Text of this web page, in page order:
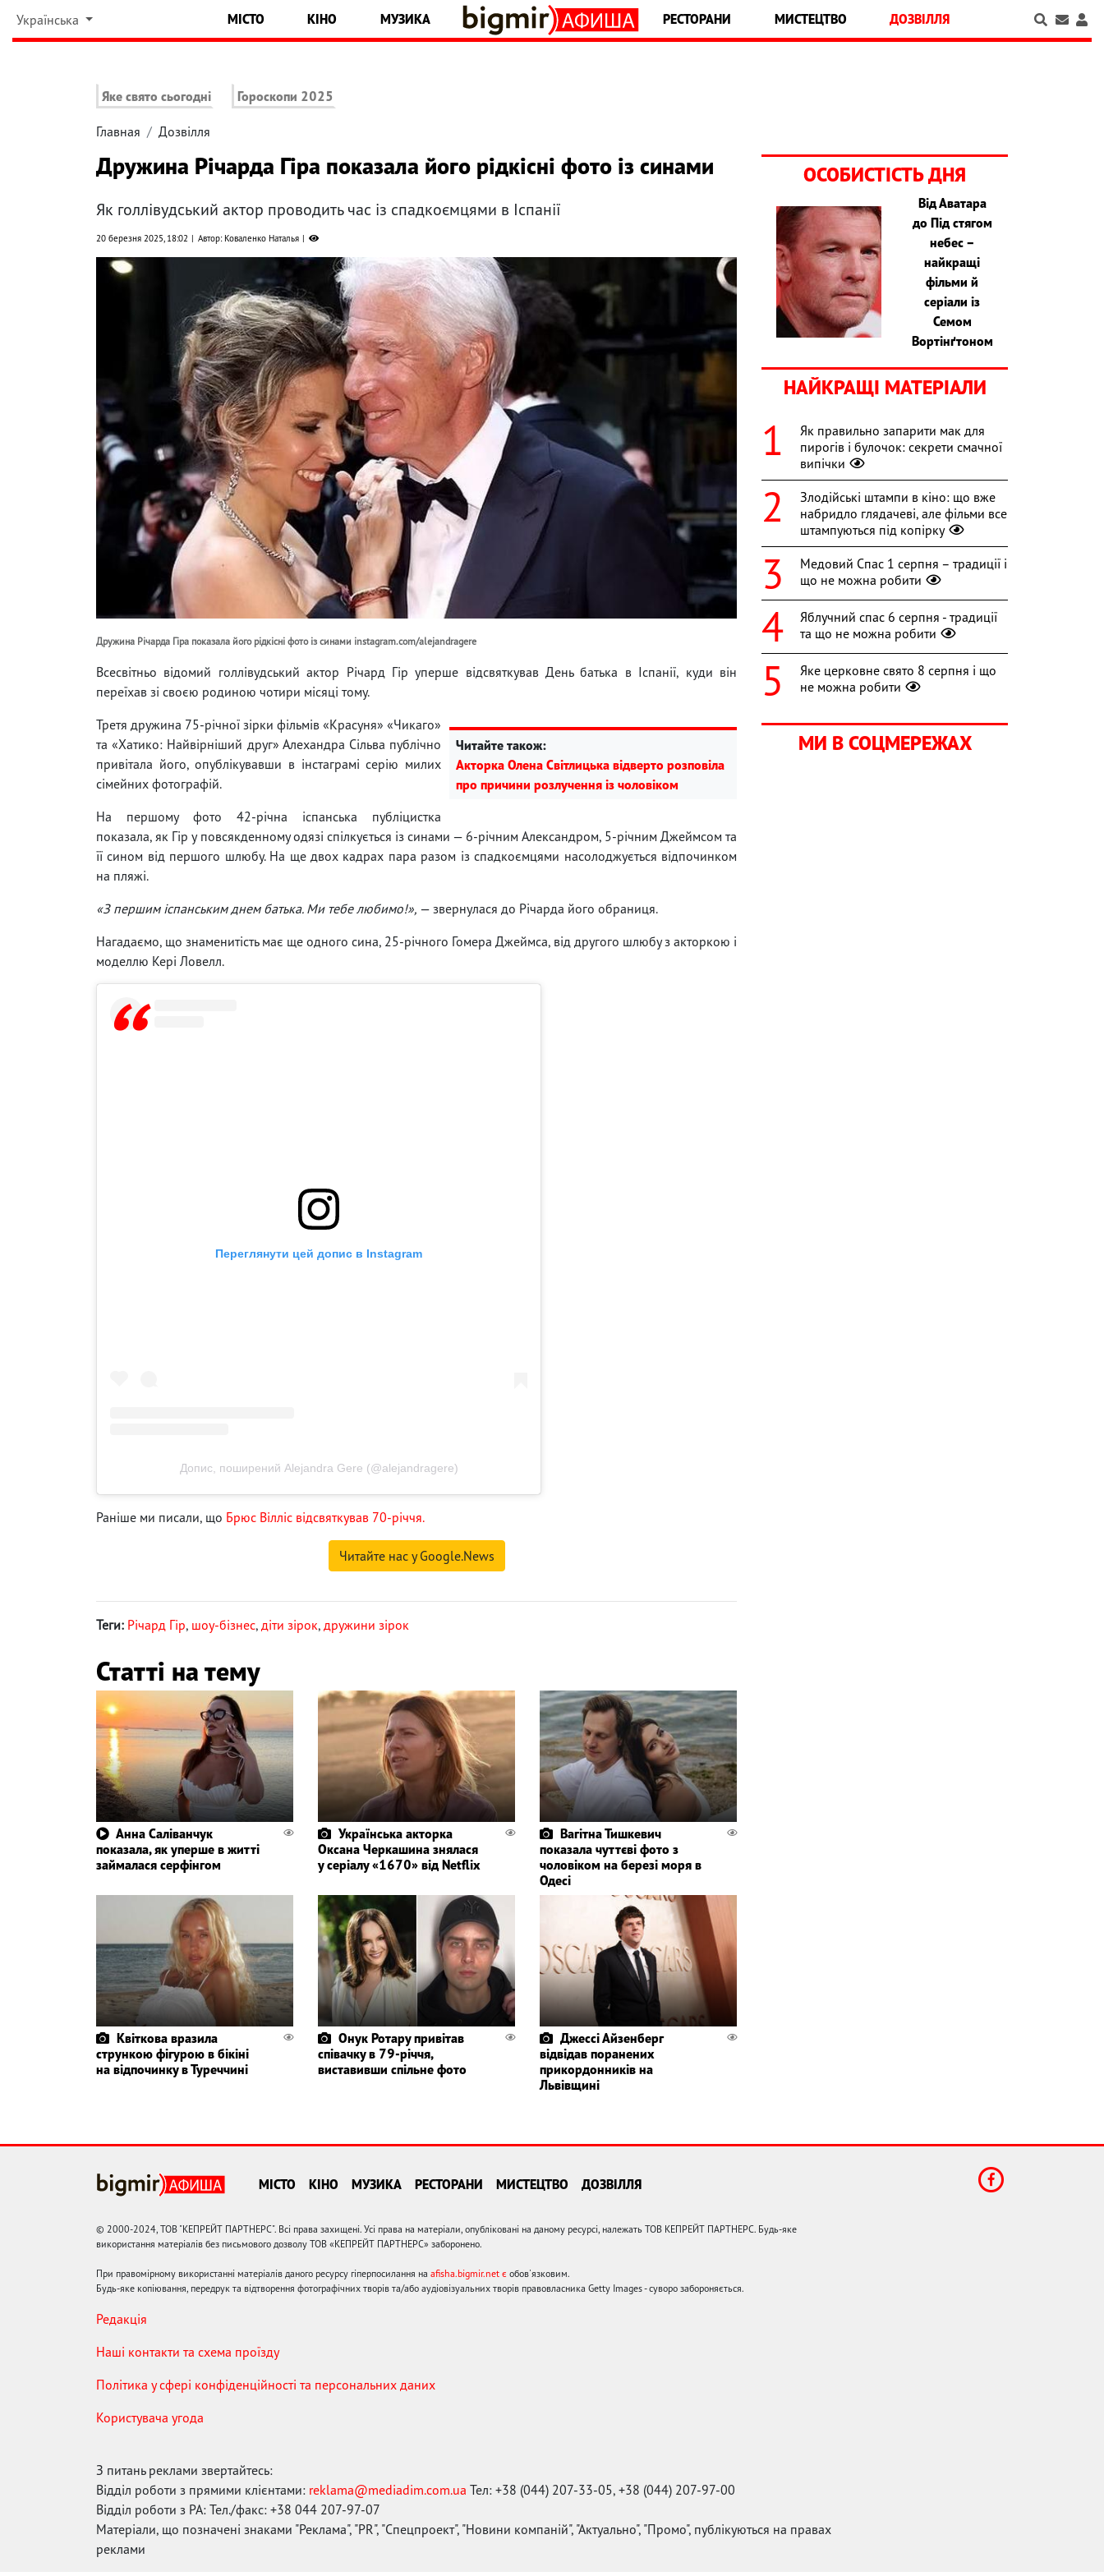
Українська МІСТО КІНО МУЗИКА РЕСТОРАНИ МИСТЕЦТВО ДОЗВІЛЛЯ
Яке свято сьогодні Гороскопи 2025
Главная Дозвілля
Дружина Річарда Гіра показала його рідкісні фото із синами
Як голлівудський актор проводить час із спадкоємцями в Іспанії
20 березня 2025, 18:02 Автор: Коваленко Наталья
Дружина Річарда Гіра показала його рідкісні фото із синами instagram.com/alejandragere
Всесвітньо відомий голлівудський актор Річард Гір уперше відсвяткував День батька в Іспанії, куди він
переїхав зі своєю родиною чотири місяці тому.
Читайте також:
Акторка Олена Світлицька відверто розповіла
про причини розлучення із чоловіком
Третя дружина 75-річної зірки фільмів «Красуня» «Чикаго»
та «Хатико: Найвірніший друг» Алехандра Сільва публічно
привітала його, опублікувавши в інстаграмі серію милих
сімейних фотографій.
На першому фото 42-річна іспанська публіцистка
показала, як Гір у повсякденному одязі спілкується із синами — 6-річним Александром, 5-річним Джеймсом та
її сином від першого шлюбу. На ще двох кадрах пара разом із спадкоємцями насолоджується відпочинком
на пляжі.
«З першим іспанським днем ​​батька. Ми тебе любимо!», — звернулася до Річарда його обраниця.
Нагадаємо, що знаменитість має ще одного сина, 25-річного Гомера Джеймса, від другого шлюбу з акторкою і
моделлю Кері Ловелл.
Переглянути цей допис в Instagram
Допис, поширений Alejandra Gere (@alejandragere)
Раніше ми писали, що Брюс Вілліс відсвяткував 70-річчя.
Читайте нас у Google.News
Теги: Річард Гір, шоу-бізнес, діти зірок, дружини зірок
Статті на тему
Анна Саліванчук
показала, як уперше в житті
займалася серфінгом
Українська акторка
Оксана Черкашина знялася
у серіалу «1670» від Netflix
Вагітна Тишкевич
показала чуттєві фото з
чоловіком на березі моря в
Одесі
Квіткова вразила
стрункою фігурою в бікіні
на відпочинку в Туреччині
Онук Ротару привітав
співачку в 79-річчя,
виставивши спільне фото
Джессі Айзенберг
відвідав поранених
прикордонників на
Львівщині
ОСОБИСТІСТЬ ДНЯ
Від Аватара
до Під стягом
небес –
найкращі
фільми й
серіали із
Семом
Вортінґтоном
НАЙКРАЩІ МАТЕРІАЛИ
Як правильно запарити мак для
пирогів і булочок: секрети смачної
випічки
Злодійські штампи в кіно: що вже
набридло глядачеві, але фільми все
штампуються під копірку
Медовий Спас 1 серпня – традиції і
що не можна робити
Яблучний спас 6 серпня - традиції
та що не можна робити
Яке церковне свято 8 серпня і що
не можна робити
МИ В СОЦМЕРЕЖАХ
МІСТО КІНО МУЗИКА РЕСТОРАНИ МИСТЕЦТВО ДОЗВІЛЛЯ
© 2000-2024, ТОВ "КЕПРЕЙТ ПАРТНЕРС". Всі права захищені. Усі права на матеріали, опубліковані на даному ресурсі, належать ТОВ КЕПРЕЙТ ПАРТНЕРС. Будь-яке
використання матеріалів без письмового дозволу ТОВ «КЕПРЕЙТ ПАРТНЕРС» заборонено.
При правомірному використанні матеріалів даного ресурсу гіперпосилання на afisha.bigmir.net є обов'язковим.
Будь-яке копіювання, передрук та відтворення фотографічних творів та/або аудіовізуальних творів правовласника Getty Images - суворо забороняється.
Редакція
Наші контакти та схема проїзду
Політика у сфері конфіденційності та персональних даних
Користувача угода
З питань реклами звертайтесь:
Відділ роботи з прямими клієнтами: reklama@mediadim.com.ua Тел: +38 (044) 207-33-05, +38 (044) 207-97-00
Відділ роботи з РА: Тел./факс: +38 044 207-97-07
Матеріали, що позначені знаками "Реклама", "PR", "Спецпроект", "Новини компаній", "Актуально", "Промо", публікуються на правах
реклами